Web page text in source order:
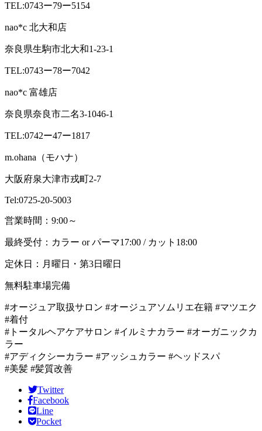
TEL:0743ー79ー5154
nao*c 北大和店
奈良県生駒市北大和1-23-1
TEL:0743ー78ー7042
nao*c 富雄店
奈良県奈良市二名3-1046-1
TEL:0742ー47ー1817
m.ohana（モハナ）
大阪府泉大津市戎町2-7
Tel:0725-20-5003
営業時間：9:00～
最終受付：カラー or パーマ17:00 / カット18:00
定休日：月曜日・第3日曜日
無料駐車場完備
#オージュア取扱サロン #オージュアソムリエ在籍 #マツエク
#着付
#トータルヘアケアサロン #イルミナカラー #オーガニックカ
ラー
#アディクシーカラー #アッシュカラー #ヘッドスパ
#美髪 #髪質改善
Twitter
Facebook
Line
Pocket